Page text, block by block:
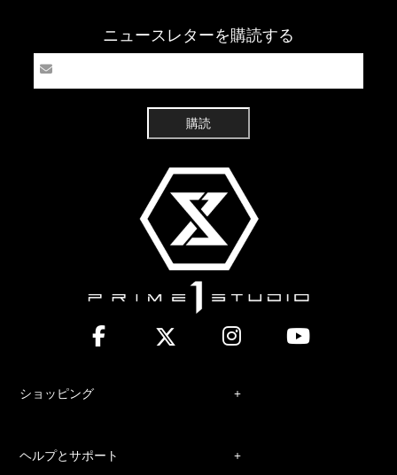
ニュースレターを購読する
購読
ショッピング
ヘルプとサポート